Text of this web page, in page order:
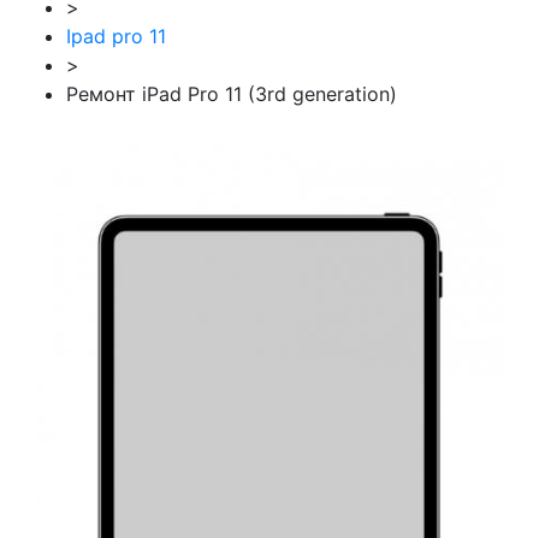
>
Ipad pro 11
>
Ремонт iPad Pro 11 (3rd generation)